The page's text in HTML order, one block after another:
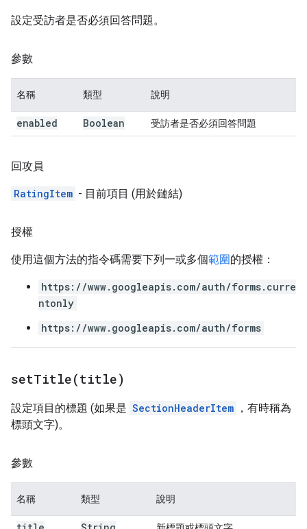
設定受訪者是否必須回答問題。
參數
名稱 類型 說明
enabled Boolean 受訪者是否必須回答問題
回攻員
RatingItem - 目前項目 (用於鏈結)
授權
使用這個方法的指令碼需要下列一或多個範圍的授權：
https://www.googleapis.com/auth/forms.curre
ntonly
https://www.googleapis.com/auth/forms
setTitle(title)
設定項目的標題 (如果是 SectionHeaderItem ，有時稱為
標頭文字)。
參數
名稱 類型 說明